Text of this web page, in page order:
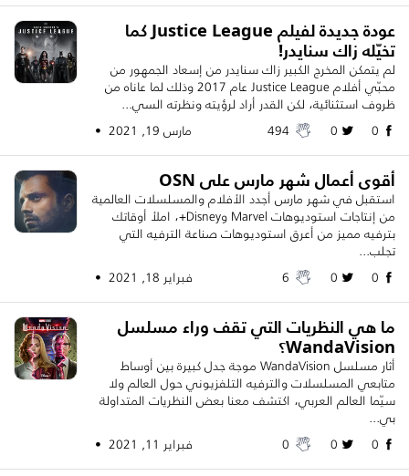
عودة جديدة لفيلم Justice League كما
تخيّله زاك سنايدر!
لم يتمكن المخرج الكبير زاك سنايدر من إسعاد الجمهور من
محبّي أفلام Justice League عام 2017 وذلك لما عاناه من
ظروف استثنائية، لكن القدر أراد لرؤيته ونظرته السي...
مارس 19, 2021 •
أقوى أعمال شهر مارس على OSN
استقبل في شهر مارس أجدد الأفلام والمسلسلات العالمية
من إنتاجات استوديوهات Marvel وDisney+، املأ أوقاتك
بترفيه مميز من أعرق استوديوهات صناعة الترفيه التي
تجلب...
فبراير 18, 2021 •
ما هي النظريات التي تقف وراء مسلسل
WandaVision؟
أثار مسلسل WandaVision موجة جدل كبيرة بين أوساط
متابعي المسلسلات والترفيه التلفزيوني حول العالم ولا
سيّما العالم العربي، اكتشف معنا بعض النظريات المتداولة
بي...
فبراير 11, 2021 •